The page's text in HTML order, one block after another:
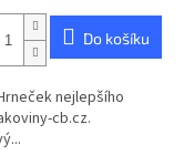
Do košíku
nejlepšího
cb.cz.